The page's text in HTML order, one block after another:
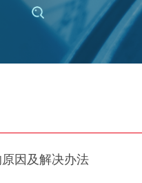
因及解决办法